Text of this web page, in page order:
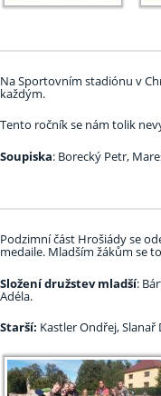
Na Sportovním stadiónu v
každým.
Tento ročník se nám tolik
Soupiska: Borecký Petr,
Podzimní část Hrošiády se
medaile. Mladším žákům se
Složení družstev mladší:
Adéla.
Starší: Kastler Ondřej,